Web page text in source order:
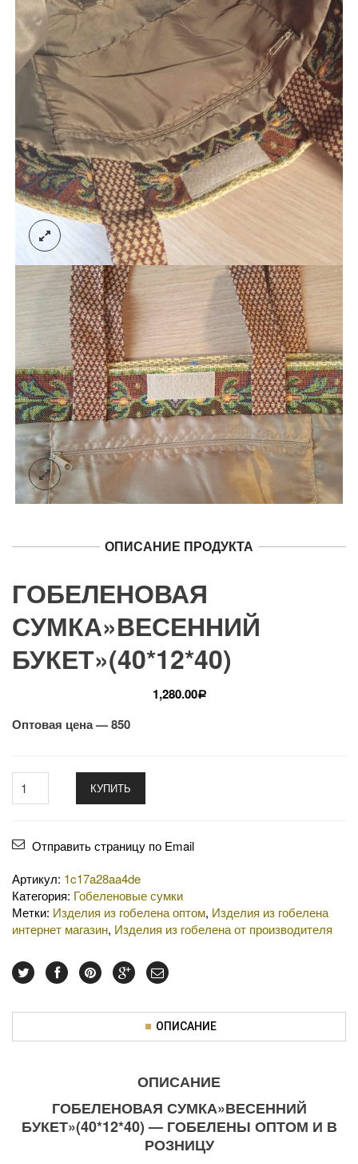
ОПИСАНИЕ ПРОДУКТА
ГОБЕЛЕНОВАЯ
СУМКА»ВЕСЕННИЙ
БУКЕТ»(40*12*40)
1,280.00Р
Оптовая цена — 850
КУПИТЬ
Отправить страницу по Email
Артикул: 1c17a28aa4de
Категория: Гобеленовые сумки
Метки: Изделия из гобелена оптом, Изделия из гобелена
интернет магазин, Изделия из гобелена от производителя
ОПИСАНИЕ
ОПИСАНИЕ
ГОБЕЛЕНОВАЯ СУМКА»ВЕСЕННИЙ
БУКЕТ»(40*12*40) — ГОБЕЛЕНЫ ОПТОМ И В
РОЗНИЦУ